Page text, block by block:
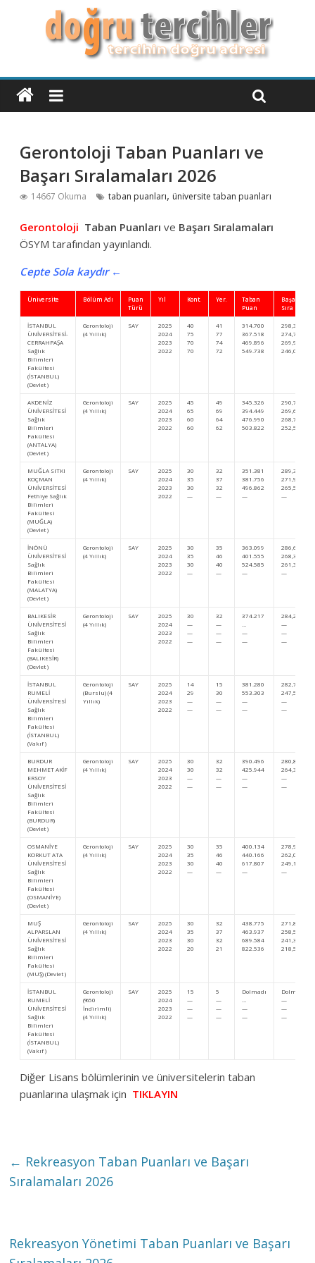
Gerontoloji Taban Puanları ve
Başarı Sıralamaları 2026
14667 Okuma taban puanları, üniversite taban puanları
Gerontoloji Taban Puanları ve Başarı Sıralamaları
ÖSYM tarafından yayınlandı.
Cepte Sola kaydır ←
Üniversite Bölüm Adı
Puan
Türü
Yıl Kont. Yer.
Taban
Puan
Başarı
Sıra
İSTANBUL
ÜNİVERSİTESİ-
CERRAHPAŞA
Sağlık
Bilimleri
Fakültesi
(İSTANBUL)
(Devlet )
Gerontoloji
(4 Yıllık)
SAY
2025
2024
2023
2022
40
75
70
70
41
77
74
72
314.700
367.518
469.896
549.738
298,39892
274,72790
269,96856
246,04218
AKDENİZ
ÜNİVERSİTESİ
Sağlık
Bilimleri
Fakültesi
(ANTALYA)
(Devlet )
Gerontoloji
(4 Yıllık)
SAY
2025
2024
2023
2022
45
65
60
60
49
69
64
62
345.326
394.449
476.990
503.822
290,71422
269,63358
268,76840
252,58379
MUĞLA SITKI
KOÇMAN
ÜNİVERSİTESİ
Fethiye Sağlık
Bilimleri
Fakültesi
(MUĞLA)
(Devlet )
Gerontoloji
(4 Yıllık)
SAY
2025
2024
2023
2022
30
35
30
—
32
37
32
—
351.381
381.756
496.862
—
289,30879
271,93054
265,56329
—
İNÖNÜ
ÜNİVERSİTESİ
Sağlık
Bilimleri
Fakültesi
(MALATYA)
(Devlet )
Gerontoloji
(4 Yıllık)
SAY
2025
2024
2023
2022
30
35
30
—
35
46
40
—
363.099
401.555
524.585
—
286,66644
268,38586
261,35868
—
BALIKESİR
ÜNİVERSİTESİ
Sağlık
Bilimleri
Fakültesi
(BALIKESİR)
(Devlet )
Gerontoloji
(4 Yıllık)
SAY
2025
2024
2023
2022
30
—
—
—
32
—
—
—
374.217
—
—
284,25747
—
—
—
İSTANBUL
RUMELİ
ÜNİVERSİTESİ
Sağlık
Bilimleri
Fakültesi
(İSTANBUL)
(Vakıf )
Gerontoloji
(Burslu) (4
Yıllık)
SAY
2025
2024
2023
2022
14
29
—
—
15
30
—
—
381.280
553.303
—
—
282,76784
247,50607
—
—
BURDUR
MEHMET AKİF
ERSOY
ÜNİVERSİTESİ
Sağlık
Bilimleri
Fakültesi
(BURDUR)
(Devlet )
Gerontoloji
(4 Yıllık)
SAY
2025
2024
2023
2022
30
30
—
—
32
32
—
—
390.496
425.944
—
—
280,82579
264,31337
—
—
OSMANİYE
KORKUT ATA
ÜNİVERSİTESİ
Sağlık
Bilimleri
Fakültesi
(OSMANİYE)
(Devlet )
Gerontoloji
(4 Yıllık)
SAY
2025
2024
2023
2022
30
35
30
—
35
46
40
—
400.134
440.166
617.807
—
278,93742
262,05603
249,14445
—
MUŞ
ALPARSLAN
ÜNİVERSİTESİ
Sağlık
Bilimleri
Fakültesi
(MUŞ) (Devlet )
Gerontoloji
(4 Yıllık)
SAY
2025
2024
2023
2022
30
35
30
20
32
37
32
21
438.775
463.937
689.584
822.536
271,86535
258,55338
241,32936
218,52444
İSTANBUL
RUMELİ
ÜNİVERSİTESİ
Sağlık
Bilimleri
Fakültesi
(İSTANBUL)
(Vakıf )
Gerontoloji
(%50
İndirimli)
(4 Yıllık)
SAY
2025
2024
2023
2022
15
—
—
—
5
—
—
—
Dolmadı
—
—
Dolmadı
—
—
—
Diğer Lisans bölümlerinin ve üniversitelerin taban
puanlarına ulaşmak için TIKLAYIN
← Rekreasyon Taban Puanları ve Başarı
Sıralamaları 2026
Rekreasyon Yönetimi Taban Puanları ve Başarı